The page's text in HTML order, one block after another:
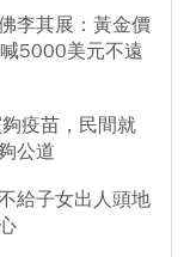
李其展：黃金價
5000美元不遠
疫苗，民間就
公道
給子女出人頭地